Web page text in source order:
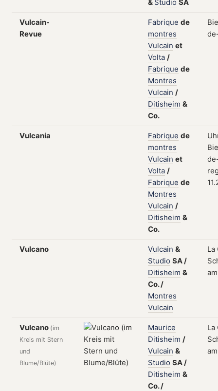
& Studio SA
Vulcain-
Revue
Fabrique de
montres
Vulcain et
Volta /
Fabrique de
Montres
Vulcain /
Ditisheim &
Co.
Vulcania Fabrique de
montres
Vulcain et
Volta /
Fabrique de
Montres
Vulcain /
Ditisheim &
Co.
Vulcano Vulcain &
Studio SA/
Ditisheim &
Co./
Montres
Vulcain
La
Vulcano (im
Kreis mit Stern
und
Blume/Blüte)
Maurice
Ditisheim /
Vulcain &
Studio SA/
Ditisheim &
Co./
La